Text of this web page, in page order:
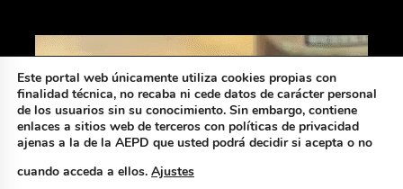
Este portal web únicamente utiliza cookies propias con
finalidad técnica, no recaba ni cede datos de carácter personal
de los usuarios sin su conocimiento. Sin embargo, contiene
enlaces a sitios web de terceros con políticas de privacidad
ajenas a la de la AEPD que usted podrá decidir si acepta o no
cuando acceda a ellos. Ajustes